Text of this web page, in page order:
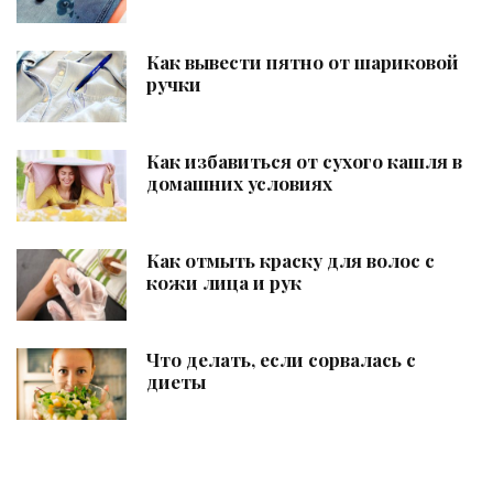
Как вывести пятно от шариковой
ручки
Как избавиться от сухого кашля в
домашних условиях
Как отмыть краску для волос с
кожи лица и рук
Что делать, если сорвалась с
диеты